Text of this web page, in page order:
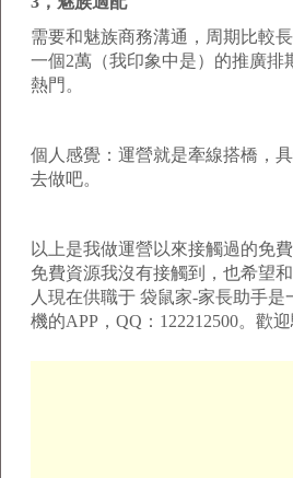
需要和魅族商務溝通，周期比較
一個2萬（我印象中是）的推廣排
熱門。
個人感覺：運營就是牽線搭橋，
去做吧。
以上是我做運營以來接觸過的免
免費資源我沒有接觸到，也希望
人現在供職于 袋鼠家-家長助手
機的APP，QQ：122212500。歡迎